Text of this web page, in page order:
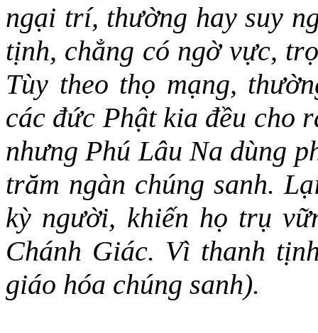
ngại trí, thường hay suy
tịnh, chẳng có ngờ vực,
Tùy theo thọ mạng,
các đức Phật kia đều cho
nhưng Phú Lâu Na dùng
trăm ngàn chúng sanh.
kỳ người, khiến họ trụ
Chánh Giác. Vì thanh
giáo hóa chúng sanh).